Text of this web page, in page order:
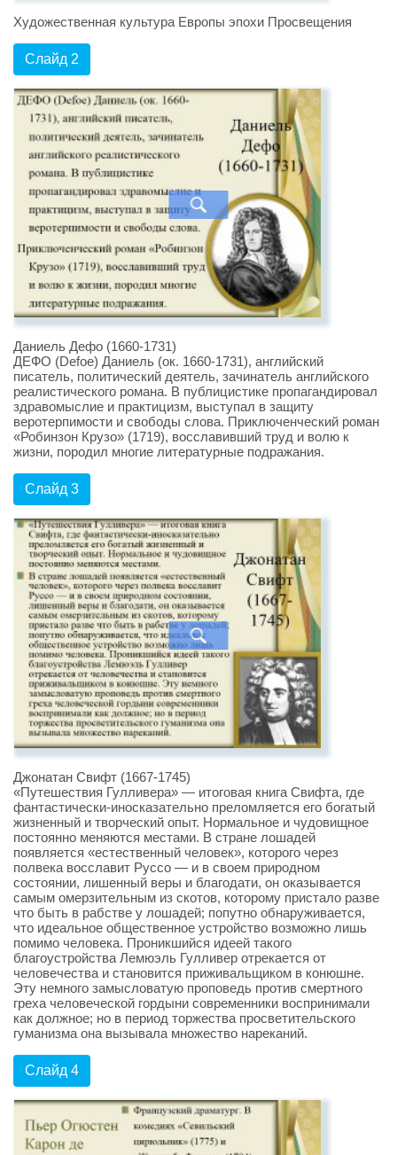
Художественная культура Европы эпохи Просвещения
Слайд 2
Даниель Дефо (1660-1731)
ДЕФО (Defoe) Даниель (ок. 1660-1731), английский
писатель, политический деятель, зачинатель английского
реалистического романа. В публицистике пропагандировал
здравомыслие и практицизм, выступал в защиту
веротерпимости и свободы слова. Приключенческий роман
«Робинзон Крузо» (1719), восславивший труд и волю к
жизни, породил многие литературные подражания.
Слайд 3
Джонатан Свифт (1667-1745)
«Путешествия Гулливера» — итоговая книга Свифта, где
фантастически-иносказательно преломляется его богатый
жизненный и творческий опыт. Нормальное и чудовищное
постоянно меняются местами. В стране лошадей
появляется «естественный человек», которого через
полвека восславит Руссо — и в своем природном
состоянии, лишенный веры и благодати, он оказывается
самым омерзительным из скотов, которому пристало разве
что быть в рабстве у лошадей; попутно обнаруживается,
что идеальное общественное устройство возможно лишь
помимо человека. Проникшийся идеей такого
благоустройства Лемюэль Гулливер отрекается от
человечества и становится приживальщиком в конюшне.
Эту немного замысловатую проповедь против смертного
греха человеческой гордыни современники воспринимали
как должное; но в период торжества просветительского
гуманизма она вызывала множество нареканий.
Слайд 4